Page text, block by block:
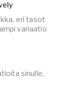
eri tasot
variaatio
sinulle,